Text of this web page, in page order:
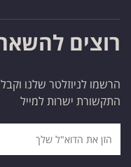
רוצים
הרשמו לניוזלטר שלנו
התקשורת ישרות למייל